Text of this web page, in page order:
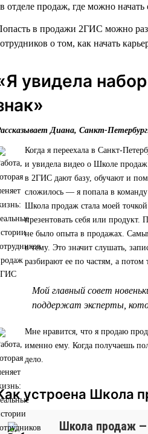
отделе продаж, где можно начать
в продажи 2ГИС можно
о том, как начать
увидела
Диана, Санкт-
Когда я переехала в Санкт-
и увидела видео о Школе
в 2ГИС дают базу, обучают и
сложилось — я попала в
Школа продаж стала моей точкой
презентовать себя или продукт.
не было опыта в продажах.
в тему. Это значит слушать,
разбирают ее по частям, а
Мой главный совет
поддержат эксперты,
Мне нравится, что я продаю
именно ему. Когда получаешь
дело.
устроена Школа
Школа продаж —